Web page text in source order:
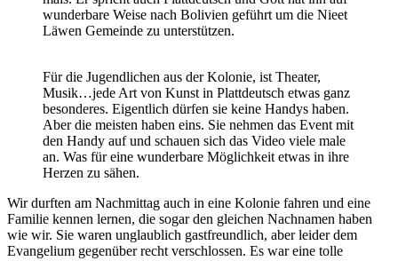
wunderbare Weise nach Bolivien geführt um die Nieet
Läwen Gemeinde zu unterstützen.
Für die Jugendlichen aus der Kolonie, ist Theater,
Musik…jede Art von Kunst in Plattdeutsch etwas ganz
besonderes. Eigentlich dürfen sie keine Handys haben.
Aber die meisten haben eins. Sie nehmen das Event mit
den Handy auf und schauen sich das Video viele male
an. Was für eine wunderbare Möglichkeit etwas in ihre
Herzen zu sähen.
Wir durften am Nachmittag auch in eine Kolonie fahren und eine
Familie kennen lernen, die sogar den gleichen Nachnamen haben
wie wir. Sie waren unglaublich gastfreundlich, aber leider dem
Evangelium gegenüber recht verschlossen. Es war eine tolle